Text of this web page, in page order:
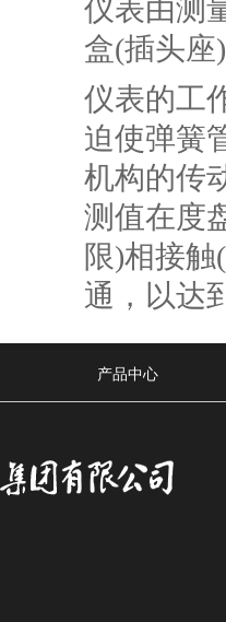
仪表由测
盒(插头座
仪表的工
迫使弹簧
机构的传
测值在度
限)相接
通，以达
产品中心